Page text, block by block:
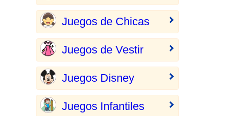
Juegos de Chicas
Juegos de Vestir
Juegos Disney
Juegos Infantiles